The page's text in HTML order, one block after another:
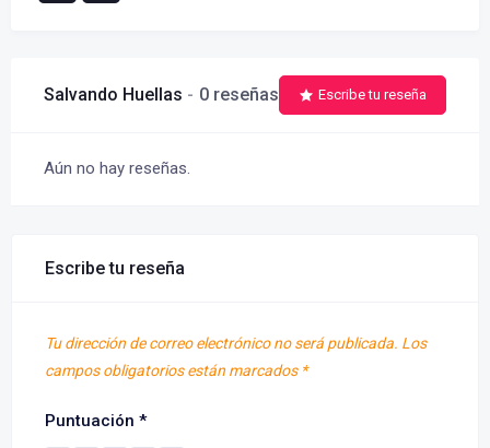
Salvando Huellas 0 reseñas Escribe tu reseña
Aún no hay reseñas.
Escribe tu reseña
Tu dirección de correo electrónico no será publicada. Los
campos obligatorios están marcados *
Puntuación *